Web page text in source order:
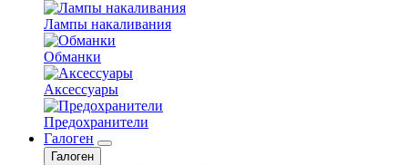
Лампы накаливания
Обманки
Аксессуары
Предохранители
Галоген
Галоген